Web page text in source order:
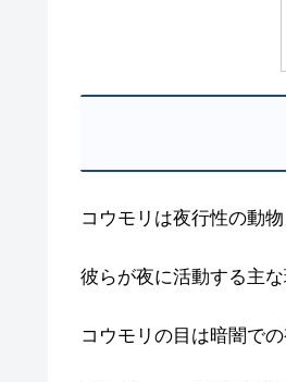
コウモリは夜行性の動
彼らが夜に活動する主
コウモリの目は暗闇で